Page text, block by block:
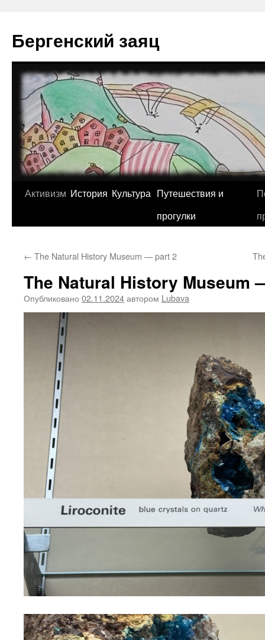
содержимому
Бергенский заяц
Активизм История Культура Путешествия и
прогулки
← The Natural History Museum — part 2
The Natural History Museum
Опубликовано 02.11.2024автором Lubava